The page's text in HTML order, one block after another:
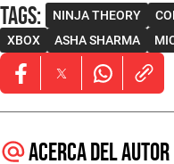
Tags: NINJA THEORY
XBOX
ASHA SHARMA
Opens in new window
Opens in new
Opens in
Acerca del autor